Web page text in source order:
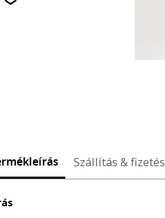
Szállítás & fizetés